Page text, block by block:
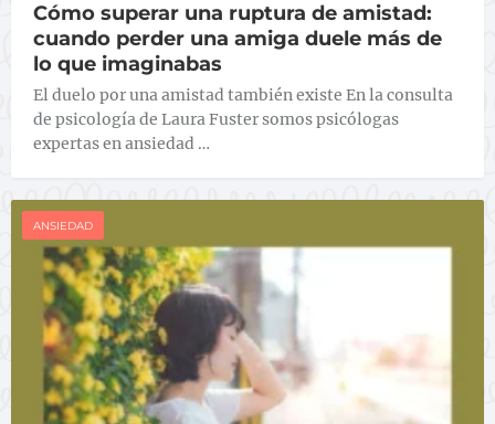
Cómo superar una ruptura de amistad:
cuando perder una amiga duele más de
lo que imaginabas
El duelo por una amistad también existe En la consulta
de psicología de Laura Fuster somos psicólogas
expertas en ansiedad …
ANSIEDAD